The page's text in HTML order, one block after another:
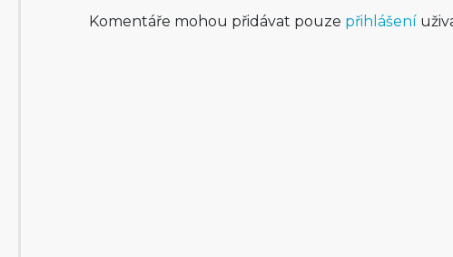
Komentáře mohou přidávat pouze přihlášení